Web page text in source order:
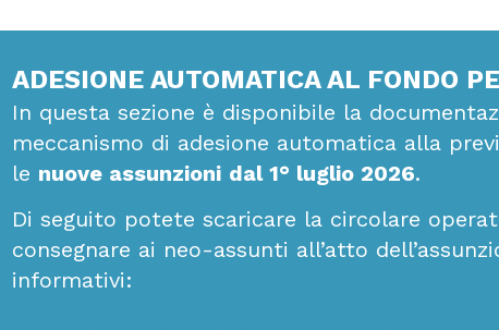
ADESIONE AUTOMATICA AL FONDO
In questa sezione è disponibile la
meccanismo di adesione automatica alla
le nuove assunzioni dal 1° luglio 2026.
Di seguito potete scaricare la circolare
consegnare ai neo-assunti all’atto
informativi: